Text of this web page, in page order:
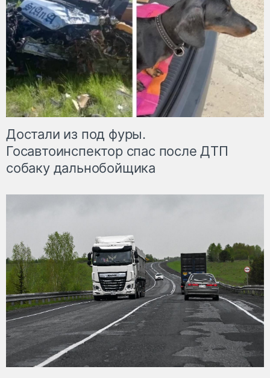
Достали из под фуры.
Госавтоинспектор спас после ДТП
собаку дальнобойщика